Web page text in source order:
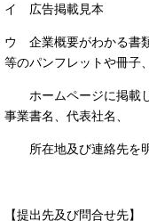
イ 広告掲載見本
ウ 企業概要がわかる書
等のパンフレットや冊子、
ホームページに掲載し
事業書名、代表社名、
所在地及び連絡先を明
【提出先及び問合せ先】